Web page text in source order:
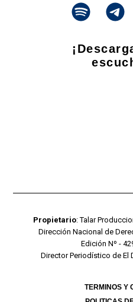
Propietario: Talar
Dirección Nacional de
Edición Nº -
Director Periodístico de El
TERMINOS Y